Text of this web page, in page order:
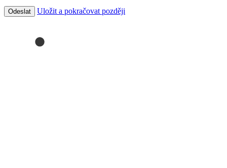
Uložit a pokračovat později